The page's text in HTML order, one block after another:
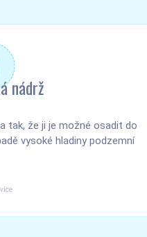
nádrž
tak, že ji je možné osadit do
vysoké hladiny podzemní